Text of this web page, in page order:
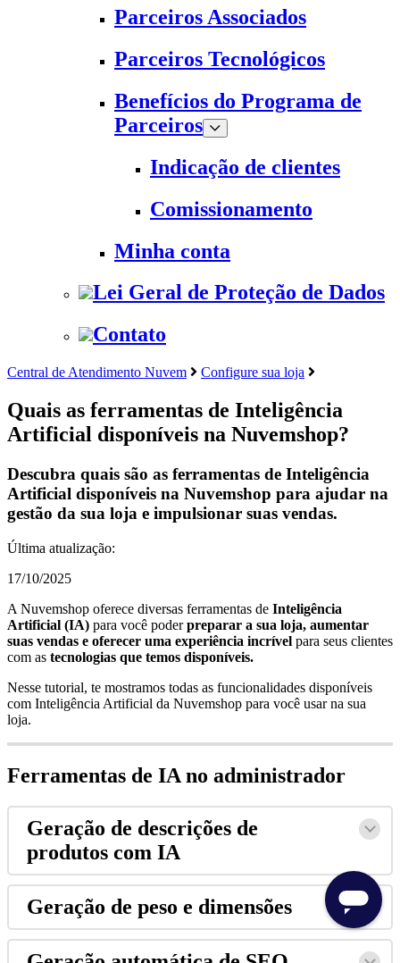
Parceiros Associados
Parceiros Tecnológicos
Benefícios do Programa de
Parceiros
Indicação de clientes
Comissionamento
Minha conta
Lei Geral de Proteção de Dados
Contato
Central de Atendimento Nuvem Configure sua loja
Quais as ferramentas de Inteligência
Artificial disponíveis na Nuvemshop?
Descubra quais são as ferramentas de Inteligência
Artificial disponíveis na Nuvemshop para ajudar na
gestão da sua loja e impulsionar suas vendas.
Última atualização:
17/10/2025
A Nuvemshop oferece diversas ferramentas de Inteligência
Artificial (IA) para você poderpreparar a sua loja, aumentar
suas vendas e oferecer uma experiência incrível para seus clientes
com as tecnologias que temos disponíveis.
Nesse tutorial, te mostramos todas as funcionalidades disponíveis
com Inteligência Artificial da Nuvemshop para você usar na sua
loja.
Ferramentas de IA no administrador
Geração de descrições de
produtos com IA
Geração de peso e dimensões